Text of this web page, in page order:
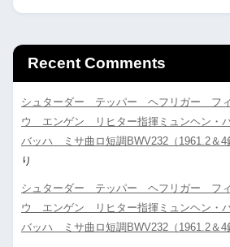
Recent Comments
シュターダー テッパー ヘフリガー フィ
ウ エンゲン リヒター指揮ミュンヘン・
バッハ ミサ曲ロ短調BWV232（1961.2＆4
り
シュターダー テッパー ヘフリガー フィ
ウ エンゲン リヒター指揮ミュンヘン・
バッハ ミサ曲ロ短調BWV232（1961.2＆4